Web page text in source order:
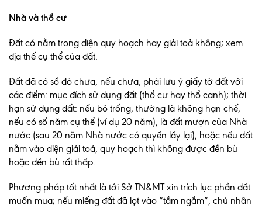
Nhà và thổ cư
Đất có nằm trong diện quy hoạch hay giải toả không; xem
địa thế cụ thể của đất.
Đất đã có sổ đỏ chưa, nếu chưa, phải lưu ý giấy tờ đất với
các điểm: mục đích sử dụng đất (thổ cư hay thổ canh); thời
hạn sử dụng đất: nếu bỏ trống, thường là không hạn chế,
nếu có số năm cụ thể (ví dụ 20 năm), là đất mượn của Nhà
nước (sau 20 năm Nhà nước có quyền lấy lại), hoặc nếu đất
nằm vào diện giải toả, quy hoạch thì không được đền bù
hoặc đền bù rất thấp.
Phương pháp tốt nhất là tới Sở TN&MT xin trích lục phần đất
muốn mua; nếu miếng đất đã lọt vào “tầm ngắm”, chủ nhân